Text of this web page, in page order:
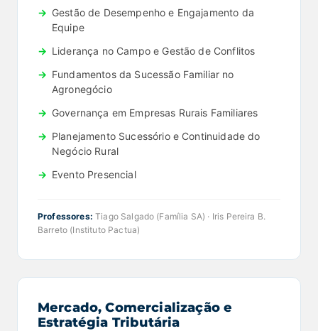
Gestão de Desempenho e Engajamento da
Equipe
Liderança no Campo e Gestão de Conflitos
Fundamentos da Sucessão Familiar no
Agronegócio
Governança em Empresas Rurais Familiares
Planejamento Sucessório e Continuidade do
Negócio Rural
Evento Presencial
Professores: Tiago Salgado (Família SA) · Iris Pereira B.
Barreto (Instituto Pactua)
Mercado, Comercialização e
Estratégia Tributária